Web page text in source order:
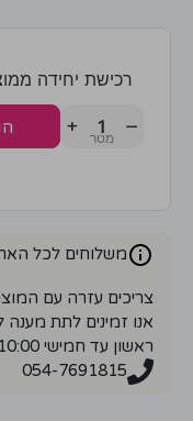
רכישת יחידה ממוצר
−
+
משלוחים לכל הארץ
צריכים עזרה עם
אנו זמינים לתת
ראשון עד חמישי 10:00 – 18:00
054-7691815